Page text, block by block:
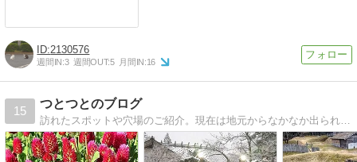
2130576
週間IN:3 週間OUT:5 月間IN:16
15
つとつとのブログ
訪れたスポットや穴場のご紹介。現在は地元からなかなか出られず、近場の紹介になっています。歴史系や地理系が好きなこともあって、所縁や歴史について触れています。雑記は自分の備忘録にもなっているので、長く面倒なものになっています。悪しからず。。